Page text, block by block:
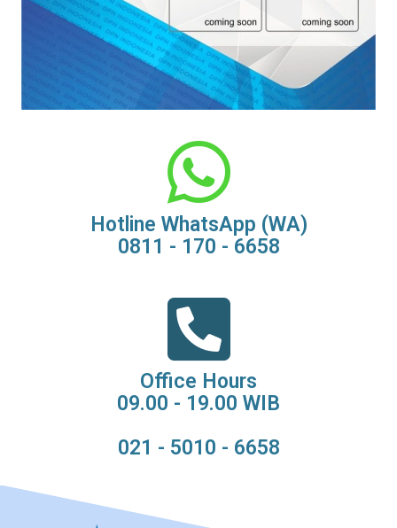
Hotline WhatsApp (WA)
0811 - 170 - 6658
Office Hours
09.00 - 19.00 WIB
021 - 5010 - 6658